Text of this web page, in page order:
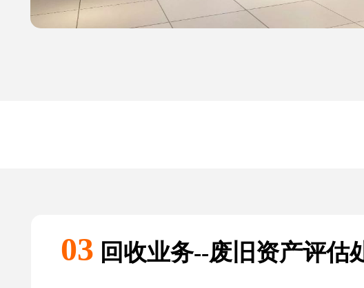
03 回收业务--废旧资产评估